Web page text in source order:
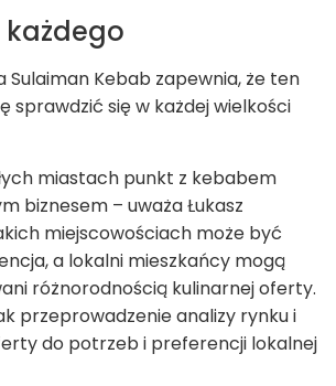
Sulaiman Kebab zapewnia, że ten
sprawdzić się w każdej wielkości
miastach punkt z kebabem
biznesem – uważa Łukasz
miejscowościach może być
a lokalni mieszkańcy mogą
różnorodnością kulinarnej oferty.
przeprowadzenie analizy rynku i
do potrzeb i preferencji lokalnej